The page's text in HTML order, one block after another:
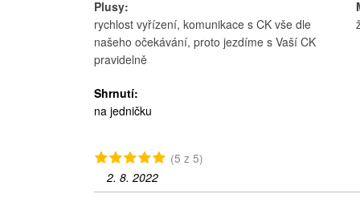
Plusy:
rychlost vyřízení, komunikace s CK vše dle
našeho očekávání, proto jezdíme s Vaší CK
pravidelně
Shrnutí:
na jedničku
(5 z 5)
2. 8. 2022